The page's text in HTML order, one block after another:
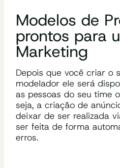
Modelos de
prontos para
Marketing
Depois que você criar o
modelador ele será
as pessoas do seu time
seja, a criação de
deixar de ser realizada
ser feita de forma
erros.